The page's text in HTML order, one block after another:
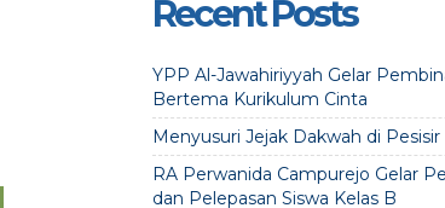
Recent Posts
YPP Al-Jawahiriyyah Gelar
Bertema Kurikulum Cinta
Menyusuri Jejak Dakwah di Pesisir
RA Perwanida Campurejo Gelar
dan Pelepasan Siswa Kelas B